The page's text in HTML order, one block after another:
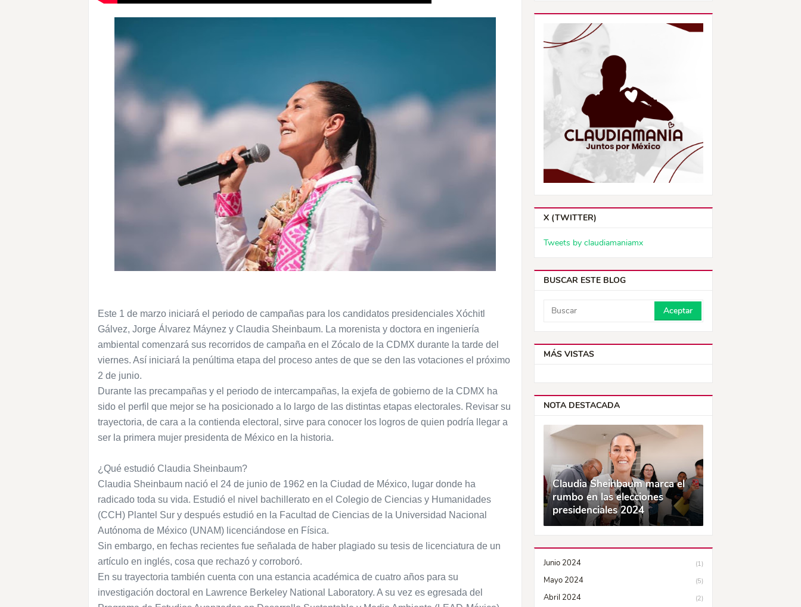
Este 1 de marzo iniciará el periodo de campañas para los candidatos presidenciales Xóchitl
Gálvez, Jorge Álvarez Máynez y Claudia Sheinbaum. La morenista y doctora en ingeniería
ambiental comenzará sus recorridos de campaña en el Zócalo de la CDMX durante la tarde del
viernes. Así iniciará la penúltima etapa del proceso antes de que se den las votaciones el próximo
2 de junio.
Durante las precampañas y el periodo de intercampañas, la exjefa de gobierno de la CDMX ha
sido el perfil que mejor se ha posicionado a lo largo de las distintas etapas electorales. Revisar su
trayectoria, de cara a la contienda electoral, sirve para conocer los logros de quien podría llegar a
ser la primera mujer presidenta de México en la historia.
¿Qué estudió Claudia Sheinbaum?
Claudia Sheinbaum nació el 24 de junio de 1962 en la Ciudad de México, lugar donde ha
radicado toda su vida. Estudió el nivel bachillerato en el Colegio de Ciencias y Humanidades
(CCH) Plantel Sur y después estudió en la Facultad de Ciencias de la Universidad Nacional
Autónoma de México (UNAM) licenciándose en Física.
Sin embargo, en fechas recientes fue señalada de haber plagiado su tesis de licenciatura de un
artículo en inglés, cosa que rechazó y corroboró.
En su trayectoria también cuenta con una estancia académica de cuatro años para su
investigación doctoral en Lawrence Berkeley National Laboratory. A su vez es egresada del
X (TWITTER)
Tweets by claudiamaniamx
BUSCAR ESTE BLOG
MÁS VISTAS
NOTA DESTACADA
Claudia Sheinbaum marca el
rumbo en las elecciones
presidenciales 2024
Junio 2024 (1)
Mayo 2024 (5)
Abril 2024 (2)